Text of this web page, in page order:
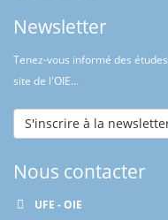
Newsletter
Tenez-vous informé des
site de l'OIE...
S'inscrire à la
Nous contacter
UFE - OIE